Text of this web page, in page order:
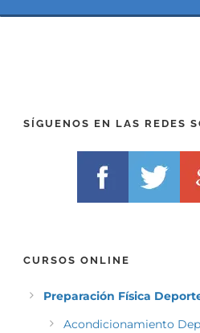
SÍGUENOS EN LAS REDES
CURSOS ONLINE
Preparación Física
Acondicionamiento